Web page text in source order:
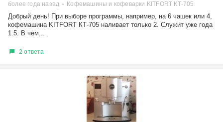
более года назад Кофемашины и кофеварки KITFORT КТ-705
Добрый день! При выборе программы, например, на 6 чашек или 4,
кофемашина KITFORT КТ-705 наливает только 2. Служит уже года
1.5. В чем...
2 ответа